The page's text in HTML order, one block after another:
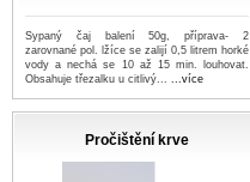
Sypaný čaj balení 50g, příprava- 2
zarovnané pol. lžíce se zalijí 0,5 litrem horké
vody a nechá se 10 až 15 min. louhovat.
Obsahuje třezalku u citlivý... ...více
Pročištění krve